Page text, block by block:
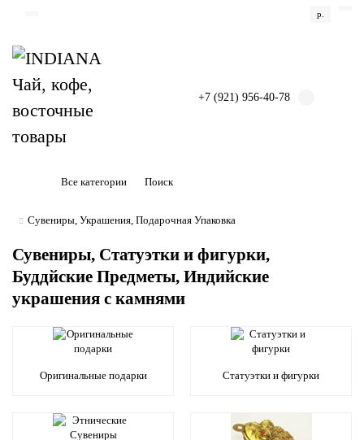
р.
+7 (921) 956-40-78
Все категории
Сувениры, Украшения, Подарочная Упаковка
Сувениры, Статуэтки и фигурки,
Буддйские Предметы, Индийские
украшения с камнями
Оригинальные подарки Статуэтки и фигурки